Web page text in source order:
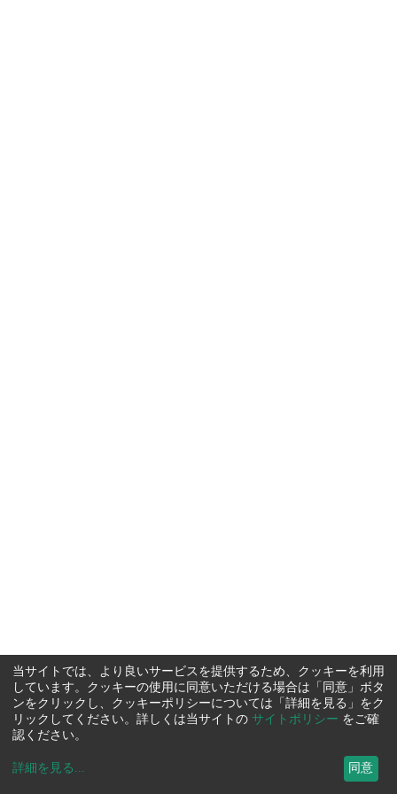
当サイトでは、より良いサービスを提供するため、クッキーを利用
しています。クッキーの使用に同意いただける場合は「同意」ボタ
ンをクリックし、クッキーポリシーについては「詳細を見る」をク
リックしてください。詳しくは当サイトの サイトポリシー をご確
認ください。
詳細を見る ... 同意